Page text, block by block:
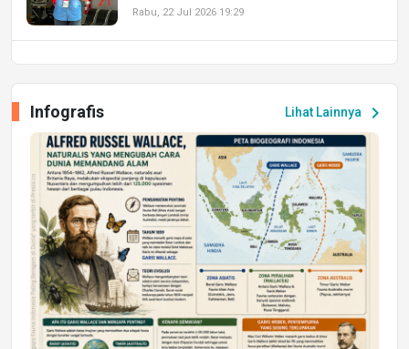
Rabu, 22 Jul 2026 19:29
Peluang Kerja dan Magang
Jumat, 17 Jul 2026 22:30
DAERAH
Astra Motor Kalimantan Timur 2 Dukung
Mahasiswa Samarinda dalam Astra
Honda SDGs Future Leaders 2026
Jumat, 10 Jul 2026 19:01
Lihat Lainnya chevron_right
Infografis